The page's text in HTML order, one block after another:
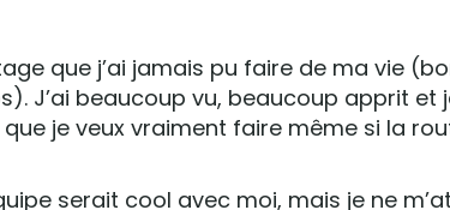
que j’ai jamais pu faire de ma vie
J’ai beaucoup vu, beaucoup apprit et
que je veux vraiment faire même si la
serait cool avec moi, mais je ne